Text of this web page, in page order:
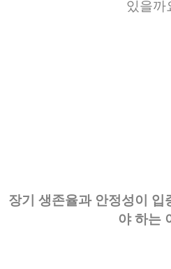
있을까
장기 생존율과 안정성이 입
야 하는